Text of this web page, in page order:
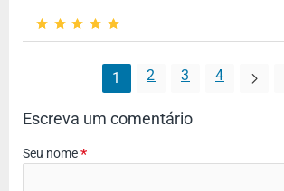
1 2 3 4
Escreva um comentário
Seu nome